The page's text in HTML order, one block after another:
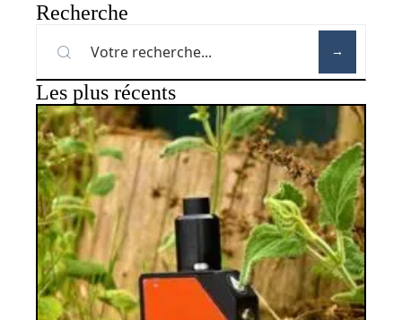
Recherche
Les plus récents